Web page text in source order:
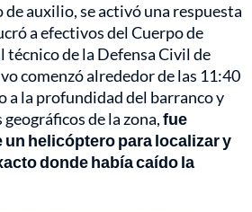
auxilio, se activó una respuesta
a efectivos del Cuerpo de
técnico de la Defensa Civil de
comenzó alrededor de las 11:40
a la profundidad del barranco y
de la zona,fue
un helicóptero para localizar y
donde había caído la